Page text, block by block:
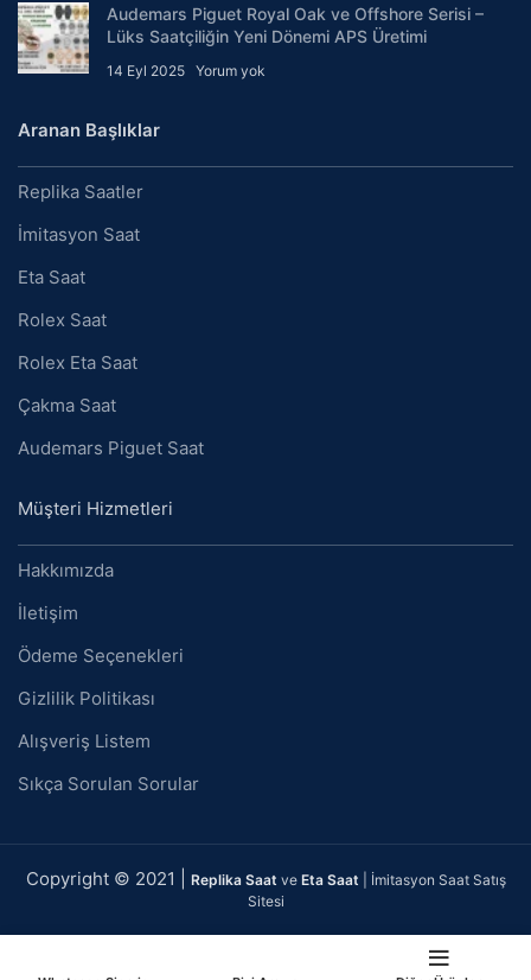
Audemars Piguet Royal Oak ve Offshore Serisi –
Lüks Saatçiliğin Yeni Dönemi APS Üretimi
14 Eyl 2025 Yorum yok
Aranan Başlıklar
Replika Saatler
İmitasyon Saat
Eta Saat
Rolex Saat
Rolex Eta Saat
Çakma Saat
Audemars Piguet Saat
Müşteri Hizmetleri
Hakkımızda
İletişim
Ödeme Seçenekleri
Gizlilik Politikası
Alışveriş Listem
Sıkça Sorulan Sorular
Copyright © 2021 | Replika Saat ve Eta Saat | İmitasyon Saat Satış
Sitesi